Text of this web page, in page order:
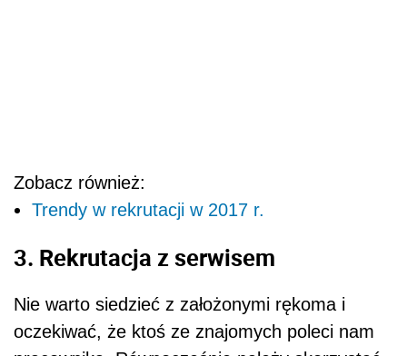
Zobacz również:
Trendy w rekrutacji w 2017 r.
3. Rekrutacja z serwisem
Nie warto siedzieć z założonymi rękoma i
oczekiwać, że ktoś ze znajomych poleci nam